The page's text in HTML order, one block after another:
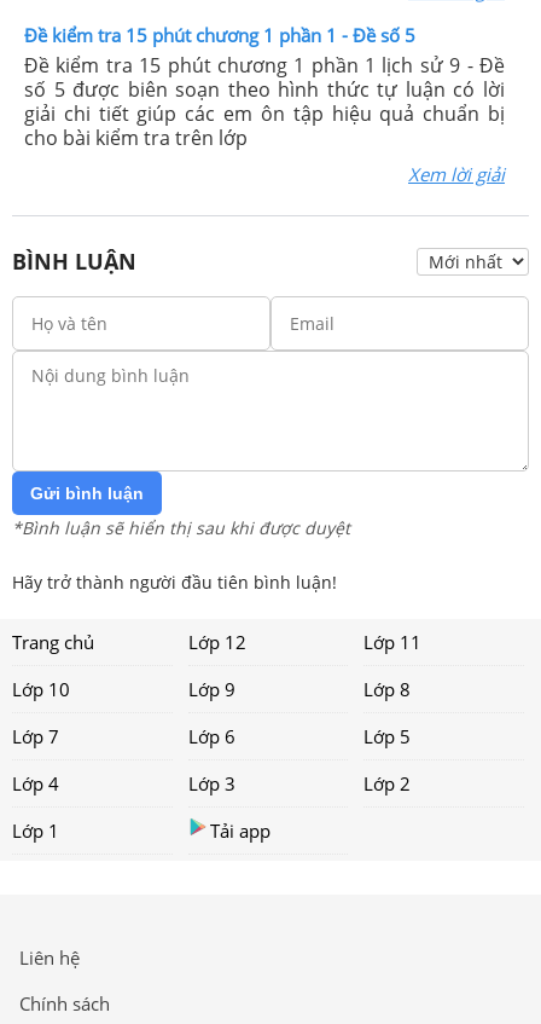
Đề kiểm tra 15 phút chương 1 phần 1 - Đề số 5
Đề kiểm tra 15 phút chương 1 phần 1 lịch sử 9 - Đề
số 5 được biên soạn theo hình thức tự luận có lời
giải chi tiết giúp các em ôn tập hiệu quả chuẩn bị
cho bài kiểm tra trên lớp
Xem lời giải
BÌNH LUẬN
Gửi bình luận
*Bình luận sẽ hiển thị sau khi được duyệt
Hãy trở thành người đầu tiên bình luận!
Trang chủ Lớp 12
Lớp 11
Lớp 10
Lớp 9
Lớp 8
Lớp 7
Lớp 6
Lớp 5
Lớp 4
Lớp 3
Lớp 2
Lớp 1
Tải app
Liên hệ
Chính sách